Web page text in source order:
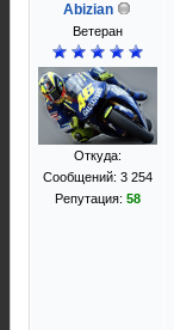
Abizian
Ветеран
Откуда:
Сообщений: 3 254
Репутация: 58